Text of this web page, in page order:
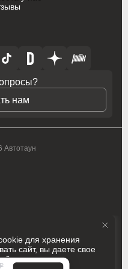
для хранения
сайт, вы даете свое
нам